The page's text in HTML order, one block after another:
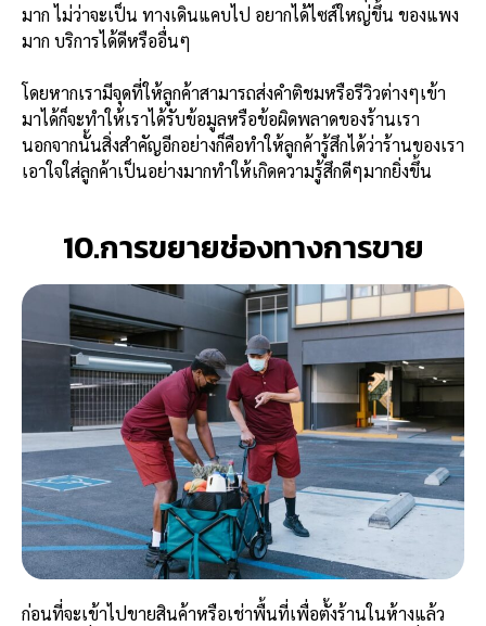
มาก ไม่ว่าจะเป็น ทางเดินแคบไป อยากได้ไซส์ใหญ่ขึ้น ของแพง
มาก บริการได้ดีหรืออื่นๆ
โดยหากเรามีจุดที่ให้ลูกค้าสามารถส่งคำติชมหรือรีวิวต่างๆเข้า
มาได้ก็จะทำให้เราได้รับข้อมูลหรือข้อผิดพลาดของร้านเรา
นอกจากนั้นสิ่งสำคัญอีกอย่างก็คือทำให้ลูกค้ารู้สึกได้ว่าร้านของเรา
เอาใจใส่ลูกค้าเป็นอย่างมากทำให้เกิดความรู้สึกดีๆมากยิ่งขึ้น
10.การขยายช่องทางการขาย
ก่อนที่จะเข้าไปขายสินค้าหรือเช่าพื้นที่เพื่อตั้งร้านในห้างแล้ว